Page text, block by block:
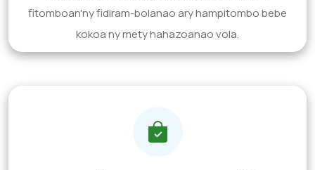
fitomboan'ny fidiram-bolanao ary hampitombo bebe
kokoa ny mety hahazoanao vola.